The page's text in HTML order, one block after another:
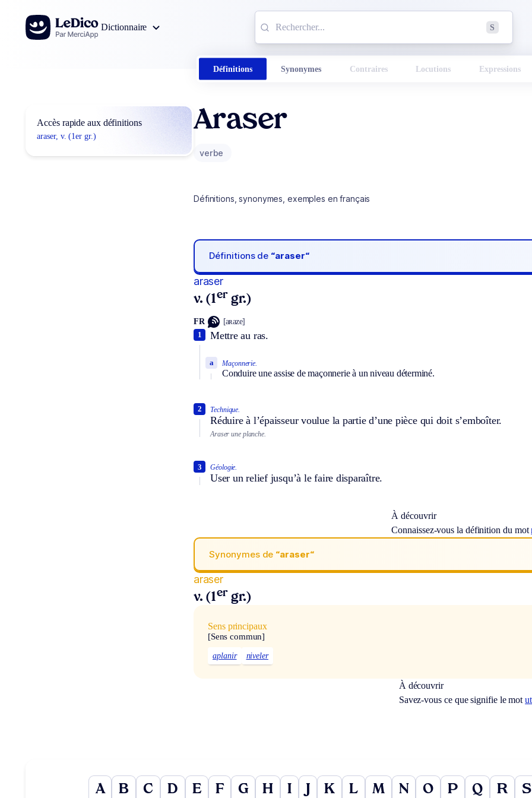
Aller au contenu
Dictionnaire
S
Définitions Synonymes Contraires Locutions Expressions
Accès rapide aux définitions
araser, v. (1er gr.)
Araser
verbe
Définitions, synonymes, exemples en français
Définitions de “araser“
araser
v. (1er gr.)
FR [aʀaze]
Mettre au ras.
1
Maçonnerie.
Conduire une assise de maçonnerie à un niveau déterminé.
a
Technique.
Réduire à l’épaisseur voulue la partie d’une pièce qui doit s’emboîter.
2
Araser une planche.
Géologie.
User un relief jusqu’à le faire disparaître.
3
À découvrir
Connaissez-vous la définition du mot
Synonymes de “araser“
araser
v. (1er gr.)
Sens principaux
[Sens commun]
aplanir niveler
À découvrir
Savez-vous ce que signifie le mot
A B C D E F G H I J K L M N O P Q R S